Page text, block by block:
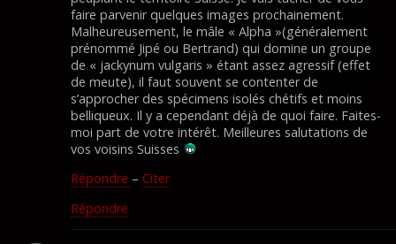
faire parvenir quelques images prochainement.
Malheureusement, le mâle « Alpha »(généralement
prénommé Jipé ou Bertrand) qui domine un groupe
de « jackynum vulgaris » étant assez agressif (effet
de meute), il faut souvent se contenter de
s’approcher des spécimens isolés chétifs et moins
belliqueux. Il y a cependant déjà de quoi faire. Faites-
moi part de votre intérêt. Meilleures salutations de
vos voisins Suisses
Répondre – Citer
Répondre